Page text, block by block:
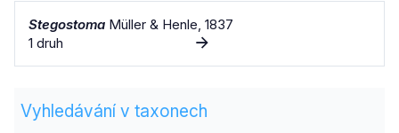
Stegostoma Müller & Henle, 1837
1 druh
Vyhledávání v taxonech